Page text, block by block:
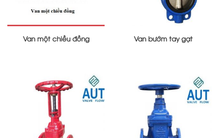
Van một chiều đồng Van bướm tay gạt